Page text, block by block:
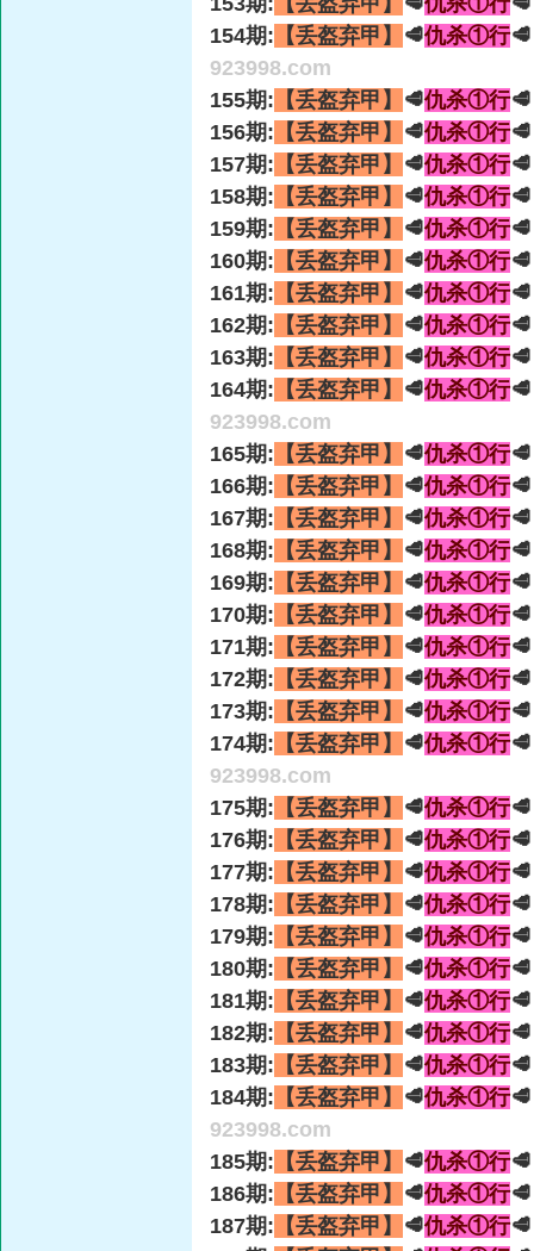
154期: 【丢盔弃甲】 🥩仇杀①行
923998.com
155期: 【丢盔弃甲】 🥩仇杀①行
156期: 【丢盔弃甲】 🥩仇杀①行
157期: 【丢盔弃甲】 🥩仇杀①行
158期: 【丢盔弃甲】 🥩仇杀①行
159期: 【丢盔弃甲】 🥩仇杀①行
160期: 【丢盔弃甲】 🥩仇杀①行
161期: 【丢盔弃甲】 🥩仇杀①行
162期: 【丢盔弃甲】 🥩仇杀①行
163期: 【丢盔弃甲】 🥩仇杀①行
164期: 【丢盔弃甲】 🥩仇杀①行
923998.com
165期: 【丢盔弃甲】 🥩仇杀①行
166期: 【丢盔弃甲】 🥩仇杀①行
167期: 【丢盔弃甲】 🥩仇杀①行
168期: 【丢盔弃甲】 🥩仇杀①行
169期: 【丢盔弃甲】 🥩仇杀①行
170期: 【丢盔弃甲】 🥩仇杀①行
171期: 【丢盔弃甲】 🥩仇杀①行
172期: 【丢盔弃甲】 🥩仇杀①行
173期: 【丢盔弃甲】 🥩仇杀①行
174期: 【丢盔弃甲】 🥩仇杀①行
923998.com
175期: 【丢盔弃甲】 🥩仇杀①行
176期: 【丢盔弃甲】 🥩仇杀①行
177期: 【丢盔弃甲】 🥩仇杀①行
178期: 【丢盔弃甲】 🥩仇杀①行
179期: 【丢盔弃甲】 🥩仇杀①行
180期: 【丢盔弃甲】 🥩仇杀①行
181期: 【丢盔弃甲】 🥩仇杀①行
182期: 【丢盔弃甲】 🥩仇杀①行
183期: 【丢盔弃甲】 🥩仇杀①行
184期: 【丢盔弃甲】 🥩仇杀①行
923998.com
185期: 【丢盔弃甲】 🥩仇杀①行
186期: 【丢盔弃甲】 🥩仇杀①行
187期: 【丢盔弃甲】 🥩仇杀①行